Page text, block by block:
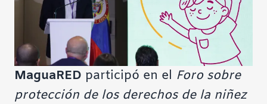
MaguaRED participó en el Foro sobre
protección de los derechos de la niñez
Fuente legible
Restablecer